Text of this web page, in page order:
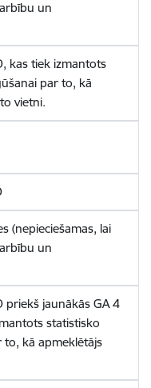
un
kas tiek izmantots
par to, kā
vietni.
(nepieciešamas, lai
un
priekš jaunākās GA 4
statistisko
kā apmeklētājs